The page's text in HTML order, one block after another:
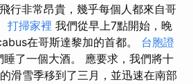
行非常昂貴，幾乎每個人都來自哥
打掃家裡 我們從早上7點開始，晚
在哥斯達黎加的首都。 台胞證
了一個大酒。 應要求，我們將十
滑雪季移到了三月，並迅速在南部